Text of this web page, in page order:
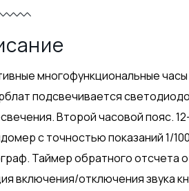
многофункциональные
подсвечивается
Второй часовой пояс.
с точностью показаний 1/
Таймер обратного отсчета
включения/отключения звука